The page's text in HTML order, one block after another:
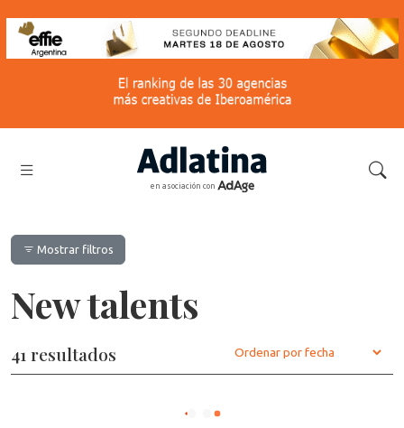
en asociación con
New talents
41 resultados
Mostrar filtros